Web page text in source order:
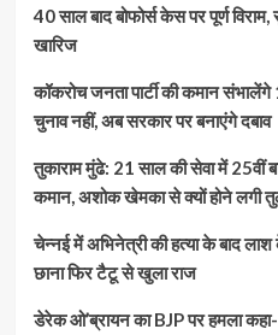
40 साल बाद बोफोर्स केस पर पूर्ण
खारिज
कॉकरोच जनता पार्टी की कमान
चुनाव नहीं, अब सरकार पर बनाएंगे दबाव
तुकाराम मुंढे: 21 साल की सेवा में 25वीं
कमान, अशोक खेमका से क्यों होने लगी
चेन्नई में अभिनेत्री की हत्या के बाद
छाना फिर टैटू से खुला राज
डेरेक ओ’ब्रायन का BJP पर हमला